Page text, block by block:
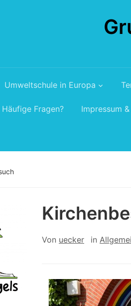
Umweltschule in Europa
Häufige Fragen? Impressum
Von uecker in